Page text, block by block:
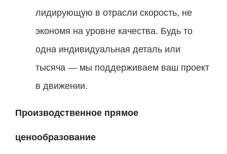
лидирующую в отрасли скорость, не
экономя на уровне качества. Будь то
одна индивидуальная деталь или
тысяча — мы поддерживаем ваш проект
в движении.
Производственное прямое
ценообразование